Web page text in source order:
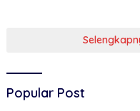
Popular Post